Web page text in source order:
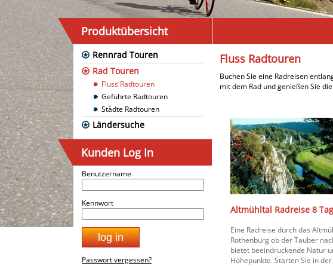
Produktübersicht
Rennrad Touren
Rad Touren
Fluss Radtouren
Geführte Radtouren
Städte Radtouren
Ländersuche
Kunden Log In
Benutzername
Kennwort
Passwort vergessen?
Fluss Radtouren
Buchen Sie eine Radreisen
mit dem Rad und genießen Sie
Altmühltal Radreise 8
Eine Radreise durch das
Rothenburg ob der Tauber
bietet beeindruckende Natur
Höhepunkte. Starten Sie in der